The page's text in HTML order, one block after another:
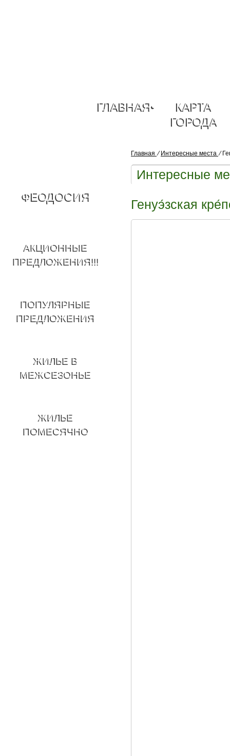
ГЛАВНАЯ•
КАРТА
ГОРОДА
Главная ⁄ Интересные места ⁄
Интересные
Генуэ́зская
ФЕОДОСИЯ
АКЦИОННЫЕ
ПРЕДЛОЖЕНИЯ!!!
ПОПУЛЯРНЫЕ
ПРЕДЛОЖЕНИЯ
ЖИЛЬЕ В
МЕЖСЕЗОНЬЕ
ЖИЛЬЕ
ПОМЕСЯЧНО